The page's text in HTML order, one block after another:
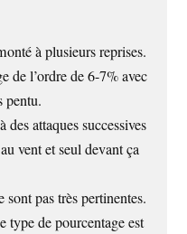
à plusieurs reprises.
de l’ordre de 6-7% avec
pentu.
des attaques successives
vent et seul devant ça
pas très pertinentes.
type de pourcentage est